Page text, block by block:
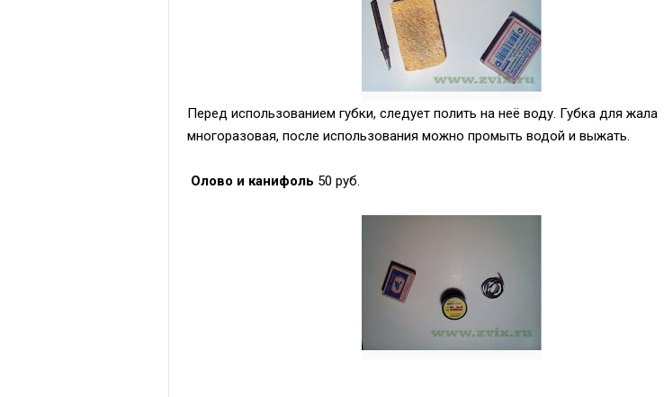
Перед использованием губки, следует полить на неё воду. Губка для жала
многоразовая, после использования можно промыть водой и выжать.
Олово и канифоль 50 руб.